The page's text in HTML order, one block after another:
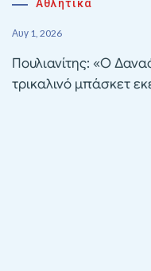
Αθλητικα
Αυγ 1, 2026
Πουλιανίτης: «Ο
τρικαλινό μπάσκετ